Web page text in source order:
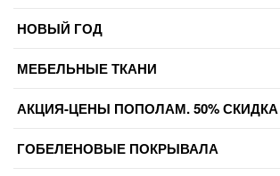
НОВЫЙ ГОД
МЕБЕЛЬНЫЕ ТКАНИ
АКЦИЯ-ЦЕНЫ ПОПОЛАМ. 50% СКИДКА
ГОБЕЛЕНОВЫЕ ПОКРЫВАЛА